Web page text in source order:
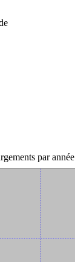
par année